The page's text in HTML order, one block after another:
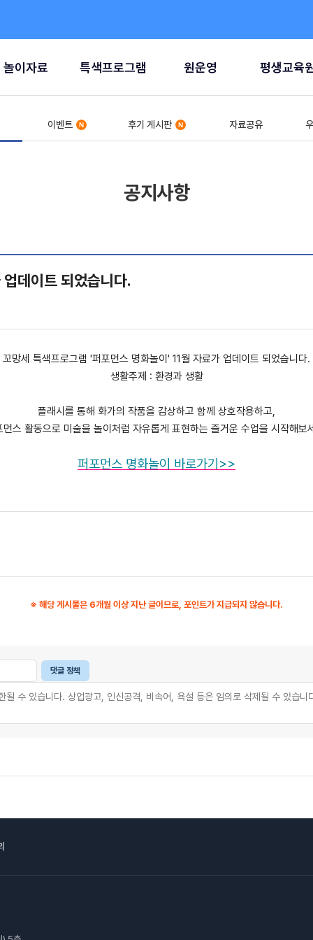
놀이자료 특색프로그램 원운영 평생교육
이벤트 후기 게시판 자료공유
공지사항
데이트 되었습니다.
꼬망세 특색프로그램 '퍼포먼스 명화놀이' 11월 자료가 업데이트 되었습니다.
생활주제 : 환경과 생활
플래시를 통해 화가의 작품을 감상하고 함께 상호작용하고,
먼스 활동으로 미술을 놀이처럼 자유롭게 표현하는 즐거운 수업을 시작해보
퍼포먼스 명화놀이 바로가기>>
※ 해당 게시물은 6개월 이상 지난 글이므로, 포인트가 지급되지 않습니다.
댓글 정책